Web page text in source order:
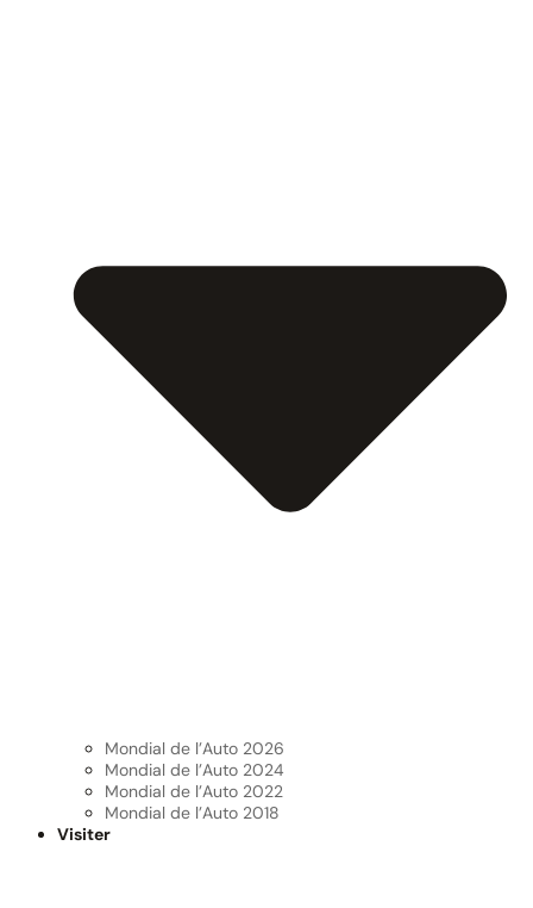
Mondial de l’Auto 2026
Mondial de l’Auto 2024
Mondial de l’Auto 2022
Mondial de l’Auto 2018
Visiter